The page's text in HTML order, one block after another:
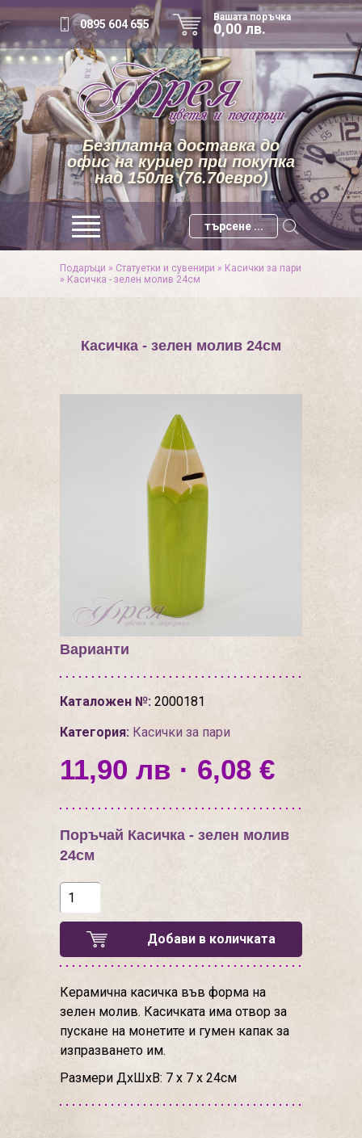
0895 604 655
Вашата поръчка
0,00 лв.
Безплатна доставка до
офис на куриер при покупка
над 150лв (76.70евро)
Подаръци » Статуетки и сувенири » Касички за пари
» Касичка - зелен молив 24см
Касичка - зелен молив 24см
Варианти
Каталожен №: 2000181
Категория: Касички за пари
11,90 лв · 6,08 €
Поръчай Касичка - зелен молив
24см
Добави в количката
Керамична касичка във форма на
зелен молив. Касичката има отвор за
пускане на монетите и гумен капак за
изпразването им.
Размери ДхШхВ: 7 х 7 х 24см